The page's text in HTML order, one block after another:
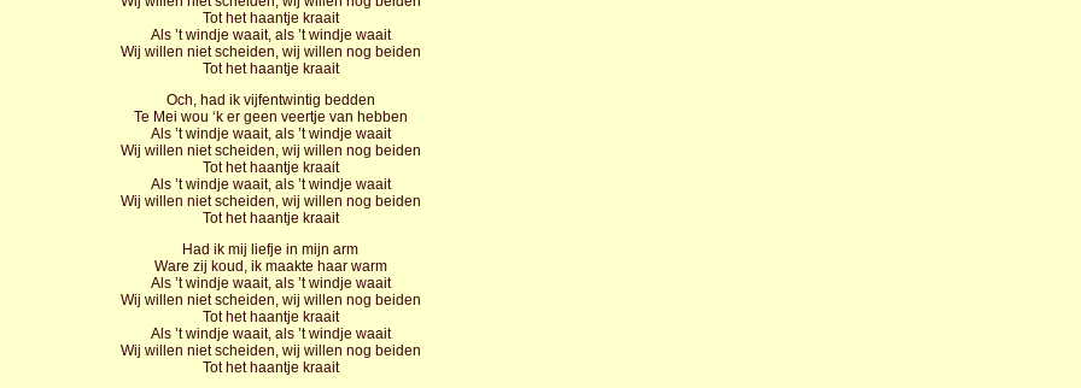
Tot het haantje kraait
Als ’t windje waait, als ’t windje waait
Wij willen niet scheiden, wij willen nog beiden
Tot het haantje kraait
Och, had ik vijfentwintig bedden
Te Mei wou ‘k er geen veertje van hebben
Als ’t windje waait, als ’t windje waait
Wij willen niet scheiden, wij willen nog beiden
Tot het haantje kraait
Als ’t windje waait, als ’t windje waait
Wij willen niet scheiden, wij willen nog beiden
Tot het haantje kraait
Had ik mij liefje in mijn arm
Ware zij koud, ik maakte haar warm
Als ’t windje waait, als ’t windje waait
Wij willen niet scheiden, wij willen nog beiden
Tot het haantje kraait
Als ’t windje waait, als ’t windje waait
Wij willen niet scheiden, wij willen nog beiden
Tot het haantje kraait